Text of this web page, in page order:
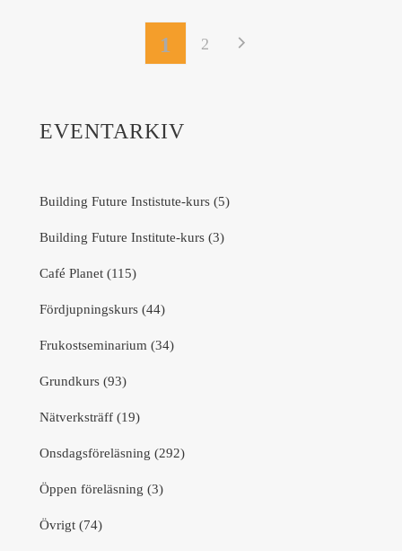
1 2
EVENTARKIV
Building Future Instistute-kurs (5)
Building Future Institute-kurs (3)
Café Planet (115)
Fördjupningskurs (44)
Frukostseminarium (34)
Grundkurs (93)
Nätverksträff (19)
Onsdagsföreläsning (292)
Öppen föreläsning (3)
Övrigt (74)